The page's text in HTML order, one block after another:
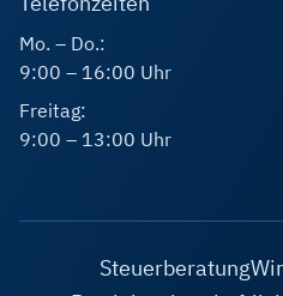
Mo. – Do.:
9:00 – 16:00 Uhr
Freitag:
9:00 – 13:00 Uhr
Steuerberatung